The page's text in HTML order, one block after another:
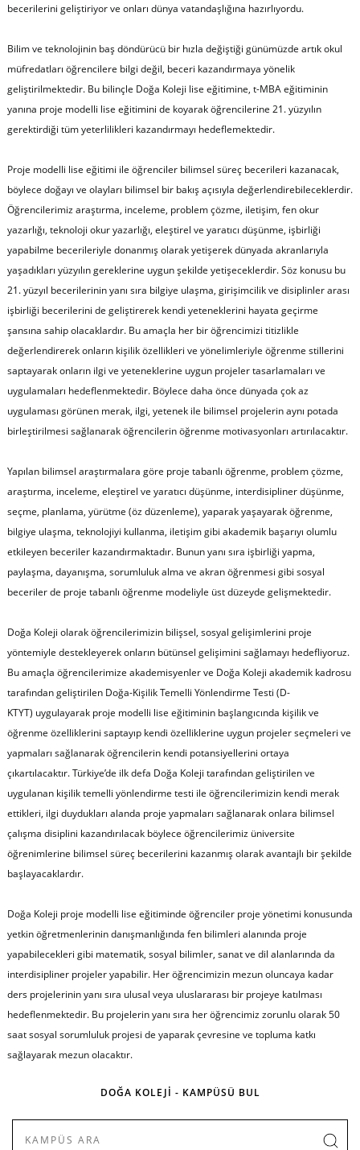
becerilerini geliştiriyor ve onları dünya vatandaşlığına hazırlıyordu.
Bilim ve teknolojinin baş döndürücü bir hızla değiştiği günümüzde artık okul
müfredatları öğrencilere bilgi değil, beceri kazandırmaya yönelik
geliştirilmektedir. Bu bilinçle Doğa Koleji lise eğitimine, t-MBA eğitiminin
yanına proje modelli lise eğitimini de koyarak öğrencilerine 21. yüzyılın
gerektirdiği tüm yeterlilikleri kazandırmayı hedeflemektedir.
Proje modelli lise eğitimi ile öğrenciler bilimsel süreç becerileri kazanacak,
böylece doğayı ve olayları bilimsel bir bakış açısıyla değerlendirebileceklerdir.
Öğrencilerimiz araştırma, inceleme, problem çözme, iletişim, fen okur
yazarlığı, teknoloji okur yazarlığı, eleştirel ve yaratıcı düşünme, işbirliği
yapabilme becerileriyle donanmış olarak yetişerek dünyada akranlarıyla
yaşadıkları yüzyılın gereklerine uygun şekilde yetişeceklerdir. Söz konusu bu
21. yüzyıl becerilerinin yanı sıra bilgiye ulaşma, girişimcilik ve disiplinler arası
işbirliği becerilerini de geliştirerek kendi yeteneklerini hayata geçirme
şansına sahip olacaklardır. Bu amaçla her bir öğrencimizi titizlikle
değerlendirerek onların kişilik özellikleri ve yönelimleriyle öğrenme stillerini
saptayarak onların ilgi ve yeteneklerine uygun projeler tasarlamaları ve
uygulamaları hedeflenmektedir. Böylece daha önce dünyada çok az
uygulaması görünen merak, ilgi, yetenek ile bilimsel projelerin aynı potada
birleştirilmesi sağlanarak öğrencilerin öğrenme motivasyonları artırılacaktır.
Yapılan bilimsel araştırmalara göre proje tabanlı öğrenme, problem çözme,
araştırma, inceleme, eleştirel ve yaratıcı düşünme, interdisipliner düşünme,
seçme, planlama, yürütme (öz düzenleme), yaparak yaşayarak öğrenme,
bilgiye ulaşma, teknolojiyi kullanma, iletişim gibi akademik başarıyı olumlu
etkileyen beceriler kazandırmaktadır. Bunun yanı sıra işbirliği yapma,
paylaşma, dayanışma, sorumluluk alma ve akran öğrenmesi gibi sosyal
beceriler de proje tabanlı öğrenme modeliyle üst düzeyde gelişmektedir.
Doğa Koleji olarak öğrencilerimizin bilişsel, sosyal gelişimlerini proje
yöntemiyle destekleyerek onların bütünsel gelişimini sağlamayı hedefliyoruz.
Bu amaçla öğrencilerimize akademisyenler ve Doğa Koleji akademik kadrosu
tarafından geliştirilen Doğa-Kişilik Temelli Yönlendirme Testi (D-
KTYT) uygulayarak proje modelli lise eğitiminin başlangıcında kişilik ve
öğrenme özelliklerini saptayıp kendi özelliklerine uygun projeler seçmeleri ve
yapmaları sağlanarak öğrencilerin kendi potansiyellerini ortaya
çıkartılacaktır. Türkiye’de ilk defa Doğa Koleji tarafından geliştirilen ve
uygulanan kişilik temelli yönlendirme testi ile öğrencilerimizin kendi merak
ettikleri, ilgi duydukları alanda proje yapmaları sağlanarak onlara bilimsel
çalışma disiplini kazandırılacak böylece öğrencilerimiz üniversite
öğrenimlerine bilimsel süreç becerilerini kazanmış olarak avantajlı bir şekilde
başlayacaklardır.
Doğa Koleji proje modelli lise eğitiminde öğrenciler proje yönetimi konusunda
yetkin öğretmenlerinin danışmanlığında fen bilimleri alanında proje
yapabilecekleri gibi matematik, sosyal bilimler, sanat ve dil alanlarında da
interdisipliner projeler yapabilir. Her öğrencimizin mezun oluncaya kadar
ders projelerinin yanı sıra ulusal veya uluslararası bir projeye katılması
hedeflenmektedir. Bu projelerin yanı sıra her öğrencimiz zorunlu olarak 50
saat sosyal sorumluluk projesi de yaparak çevresine ve topluma katkı
sağlayarak mezun olacaktır.
DOĞA KOLEJİ - KAMPÜSÜ BUL